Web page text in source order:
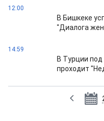
12:00
В Бишкеке
"Диалога
14:59
В Турции
проходит